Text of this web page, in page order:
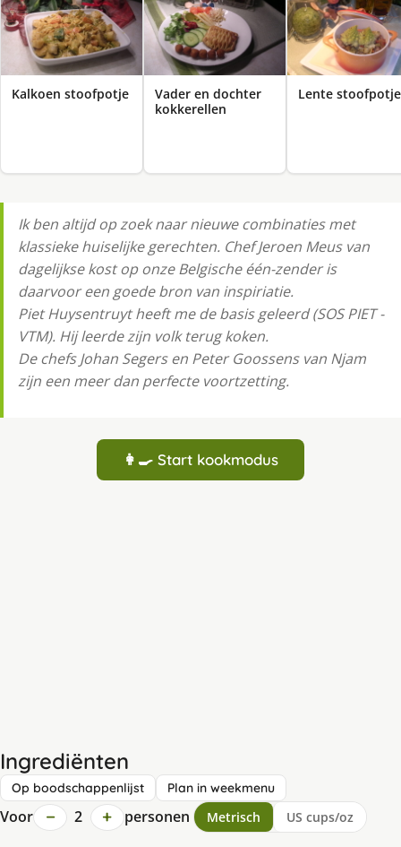
Kalkoen stoofpotje
Vader en dochter
kokkerellen
Lente stoofpotje
Ik ben altijd op zoek naar nieuwe combinaties met
klassieke huiselijke gerechten. Chef Jeroen Meus van
dagelijkse kost op onze Belgische één-zender is
daarvoor een goede bron van inspiriatie.
Piet Huysentruyt heeft me de basis geleerd (SOS PIET -
VTM). Hij leerde zijn volk terug koken.
De chefs Johan Segers en Peter Goossens van Njam
zijn een meer dan perfecte voortzetting.
👩‍🍳 Start kookmodus
Ingrediënten
Op boodschappenlijst Plan in weekmenu
Voor − 2 + personen Metrisch US cups/oz